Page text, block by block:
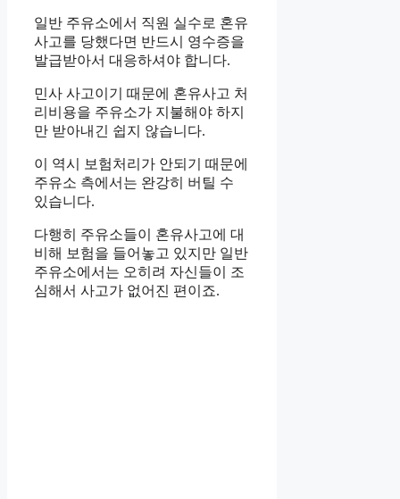
일반 주유소에서 직원 실수로 혼유
사고를 당했다면 반드시 영수증을
발급받아서 대응하셔야 합니다.
민사 사고이기 때문에 혼유사고 처
리비용을 주유소가 지불해야 하지
만 받아내긴 쉽지 않습니다.
이 역시 보험처리가 안되기 때문에
주유소 측에서는 완강히 버틸 수
있습니다.
다행히 주유소들이 혼유사고에 대
비해 보험을 들어놓고 있지만 일반
주유소에서는 오히려 자신들이 조
심해서 사고가 없어진 편이죠.